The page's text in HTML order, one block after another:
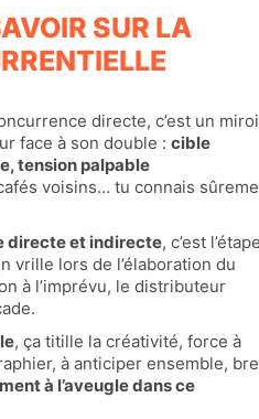
SUR LA
directe, c’est un
face à son double : cible
tension palpable
voisins… tu connais
directe et indirecte, c’est
vrille lors de l’élaboration du
à l’imprévu, le distributeur
, ça titille la créativité, force à
à anticiper ensemble,
à l’aveugle dans ce